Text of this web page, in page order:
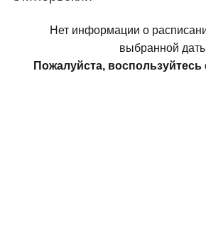
Нет информации о
выбранной
Пожалуйста,